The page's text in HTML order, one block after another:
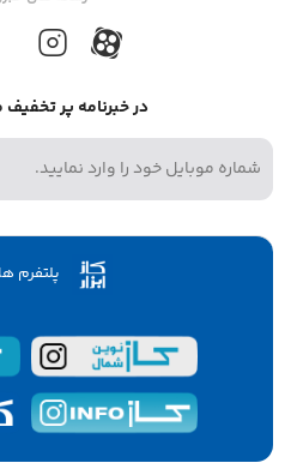
در خبرنامه پر
پلتفرم